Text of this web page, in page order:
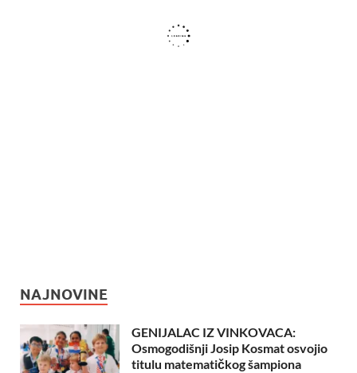
NAJNOVINE
GENIJALAC IZ VINKOVACA:
Osmogodišnji Josip Kosmat osvojio
titulu matematičkog šampiona